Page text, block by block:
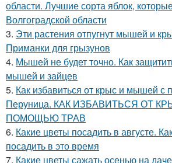
области. Лучшие сорта яблок,
Волгоградской области
3. Эти растения отпугнут мышей и
Приманки для грызунов
4. Мышей не будет точно. Как
мышей и зайцев
5. Как избавиться от крыс и мышей с
Перуница. КАК ИЗБАВИТЬСЯ ОТ
ПОМОЩЬЮ ТРАВ
6. Какие цветы посадить в августе.
посадить в это время
7. Какие цветы сажать осенью на